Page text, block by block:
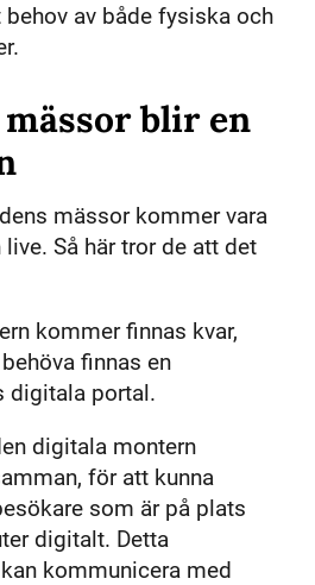
av både fysiska och
blir en
mässor kommer vara
Så här tror de att det
kommer finnas kvar,
finnas en
digitala portal.
digitala montern
för att kunna
som är på plats
digitalt. Detta
kommunicera med